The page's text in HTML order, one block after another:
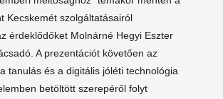
Kecskemét szolgáltatásairól
érdeklődőket Molnárné Hegyi Eszter
A prezentációt követően az
tanulás és a digitális jóléti technológia
betöltött szerepéről folyt